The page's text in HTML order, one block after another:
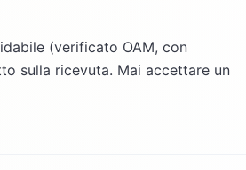
(verificato OAM, con
sulla ricevuta. Mai accettare un